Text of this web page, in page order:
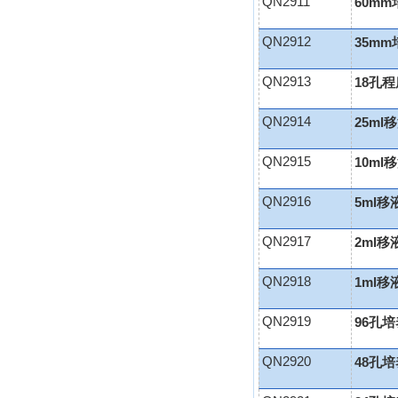
QN2912 35mm
QN2913 18孔
QN2914 25ml
QN2915 10ml
QN2916 5ml移
QN2917 2ml移
QN2918 1ml移
QN2919 96孔
QN2920 48孔